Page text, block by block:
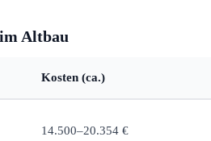
Altbau
Kosten (ca.)
14.500–20.354 €